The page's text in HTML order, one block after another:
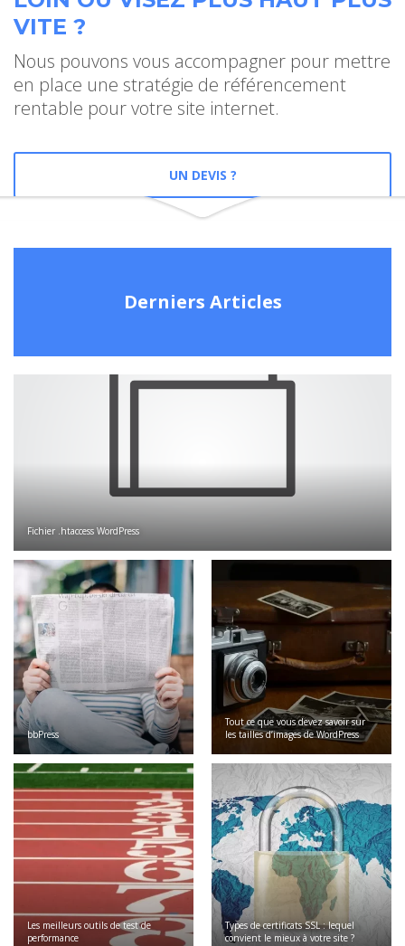
VITE ?
Nous pouvons vous accompagner pour mettre
en place une stratégie de référencement
rentable pour votre site internet.
UN DEVIS ?
Derniers Articles
Fichier .htaccess WordPress
bbPress
Tout ce que vous devez savoir sur
les tailles d’images de WordPress
Les meilleurs outils de test de
performance
Types de certificats SSL : lequel
convient le mieux à votre site ?